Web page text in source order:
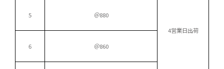
4営業日出荷
5 ＠880
6 ＠860